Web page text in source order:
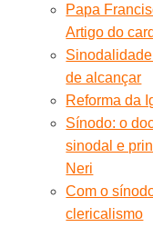
Papa
Artigo do
de alcançar
Reforma da
Sínodo: o
sinodal e
Neri
Com o
clericalismo